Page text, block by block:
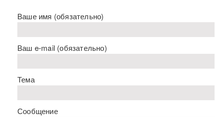
Ваше имя (обязательно)
Ваш e-mail (обязательно)
Тема
Сообщение